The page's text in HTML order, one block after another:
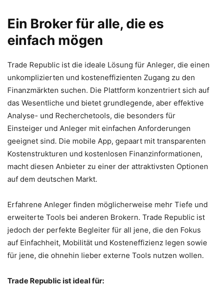
Ein Broker für alle, die es
einfach mögen
Trade Republic ist die ideale Lösung für Anleger, die einen
unkomplizierten und kosteneffizienten Zugang zu den
Finanzmärkten suchen. Die Plattform konzentriert sich auf
das Wesentliche und bietet grundlegende, aber effektive
Analyse- und Recherchetools, die besonders für
Einsteiger und Anleger mit einfachen Anforderungen
geeignet sind. Die mobile App, gepaart mit transparenten
Kostenstrukturen und kostenlosen Finanzinformationen,
macht diesen Anbieter zu einer der attraktivsten Optionen
auf dem deutschen Markt.
Erfahrene Anleger finden möglicherweise mehr Tiefe und
erweiterte Tools bei anderen Brokern. Trade Republic ist
jedoch der perfekte Begleiter für all jene, die den Fokus
auf Einfachheit, Mobilität und Kosteneffizienz legen sowie
für jene, die ohnehin lieber externe Tools nutzen wollen.
Trade Republic ist ideal für: